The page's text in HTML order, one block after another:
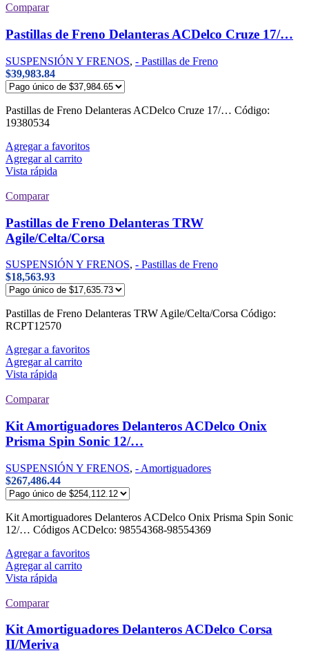
Comparar
Pastillas de Freno Delanteras ACDelco Cruze 17/…
SUSPENSIÓN Y FRENOS, - Pastillas de Freno
$39,983.84
Pastillas de Freno Delanteras ACDelco Cruze 17/… Código:
19380534
Agregar a favoritos
Agregar al carrito
Vista rápida
Comparar
Pastillas de Freno Delanteras TRW
Agile/Celta/Corsa
SUSPENSIÓN Y FRENOS, - Pastillas de Freno
$18,563.93
Pastillas de Freno Delanteras TRW Agile/Celta/Corsa Código:
RCPT12570
Agregar a favoritos
Agregar al carrito
Vista rápida
Comparar
Kit Amortiguadores Delanteros ACDelco Onix
Prisma Spin Sonic 12/…
SUSPENSIÓN Y FRENOS, - Amortiguadores
$267,486.44
Kit Amortiguadores Delanteros ACDelco Onix Prisma Spin Sonic
12/… Códigos ACDelco: 98554368-98554369
Agregar a favoritos
Agregar al carrito
Vista rápida
Comparar
Kit Amortiguadores Delanteros ACDelco Corsa
II/Meriva